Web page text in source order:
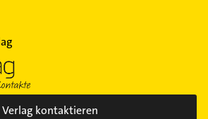
Verlag kontaktieren